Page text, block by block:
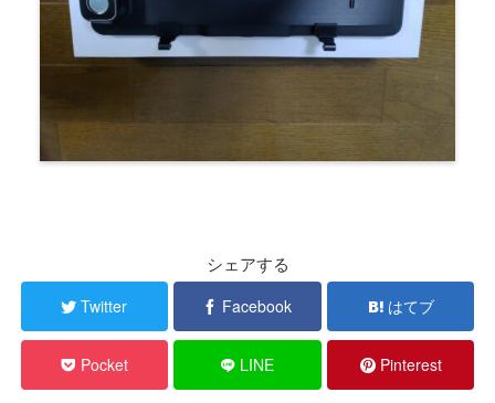
シェアする
Twitter Facebook はてブ
Pocket LINE Pinterest